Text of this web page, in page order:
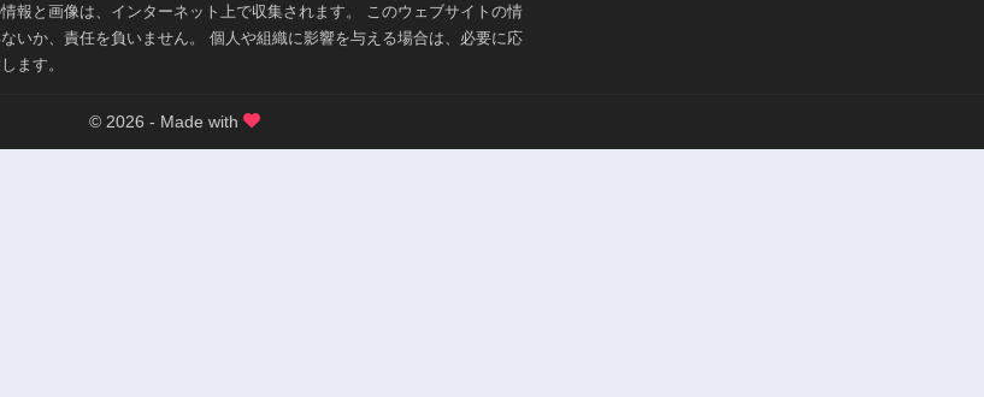
報と画像は、インターネット上で収集されます。 このウェブサイトの情
いか、責任を負いません。 個人や組織に影響を与える場合は、必要に応
ます。
© 2026 - Made with